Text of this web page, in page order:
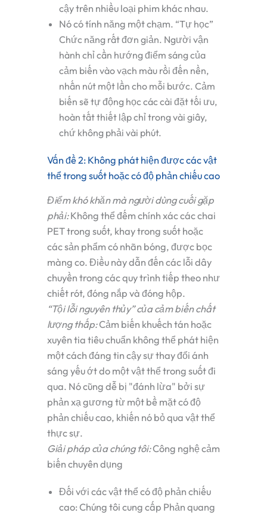
cậy trên nhiều loại phim khác nhau.
Nó có tính năng một chạm. “Tự học”
Chức năng rất đơn giản. Người vận
hành chỉ cần hướng điểm sáng của
cảm biến vào vạch màu rồi đến nền,
nhấn nút một lần cho mỗi bước. Cảm
biến sẽ tự động học các cài đặt tối ưu,
hoàn tất thiết lập chỉ trong vài giây,
chứ không phải vài phút.
Vấn đề 2: Không phát hiện được các vật
thể trong suốt hoặc có độ phản chiếu cao
Điểm khó khăn mà người dùng cuối gặp
phải:Không thể đếm chính xác các chai
PET trong suốt, khay trong suốt hoặc
các sản phẩm có nhãn bóng, được bọc
màng co. Điều này dẫn đến các lỗi dây
chuyền trong các quy trình tiếp theo như
chiết rót, đóng nắp và đóng hộp.
“Tội lỗi nguyên thủy” của cảm biến chất
lượng thấp:Cảm biến khuếch tán hoặc
xuyên tia tiêu chuẩn không thể phát hiện
một cách đáng tin cậy sự thay đổi ánh
sáng yếu ớt do một vật thể trong suốt đi
qua. Nó cũng dễ bị "đánh lừa" bởi sự
phản xạ gương từ một bề mặt có độ
phản chiếu cao, khiến nó bỏ qua vật thể
thực sự.
Giải pháp của chúng tôi:Công nghệ cảm
biến chuyên dụng
Đối với các vật thể có độ phản chiếu
cao: Chúng tôi cung cấp Phản quang